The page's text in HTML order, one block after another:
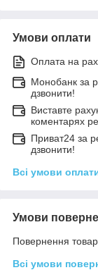
Умови оплати
Оплата на
Монобанк за
дзвонити!
Виставте
коментарях
Приват24 за
дзвонити!
Всі умови
Умови
Повернення
Всі умови